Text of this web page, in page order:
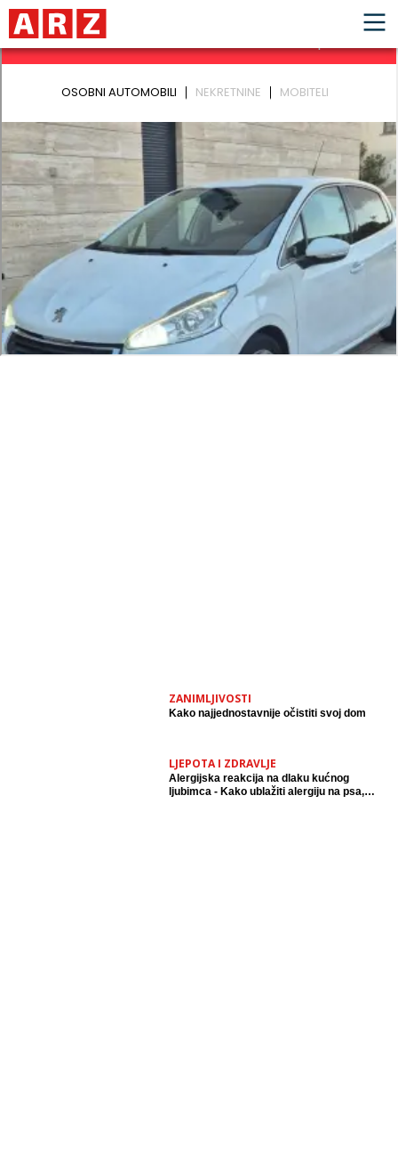
ZANIMLJIVOSTI
Kako najjednostavnije očistiti svoj dom
LJEPOTA I ZDRAVLJE
Alergijska reakcija na dlaku kućnog
ljubimca - Kako ublažiti alergiju na psa,